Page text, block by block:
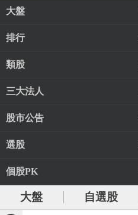
大盤
排行
類股
三大法人
股市公告
選股
個股PK
大盤 自選股